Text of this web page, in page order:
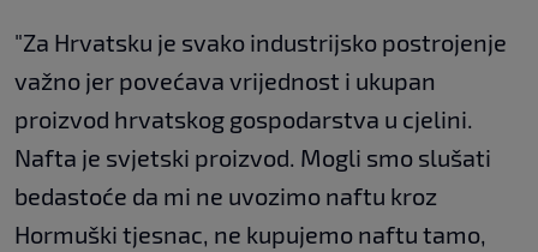
"Za Hrvatsku je svako industrijsko postrojenje
važno jer povećava vrijednost i ukupan
proizvod hrvatskog gospodarstva u cjelini.
Nafta je svjetski proizvod. Mogli smo slušati
bedastoće da mi ne uvozimo naftu kroz
Hormuški tjesnac, ne kupujemo naftu tamo,